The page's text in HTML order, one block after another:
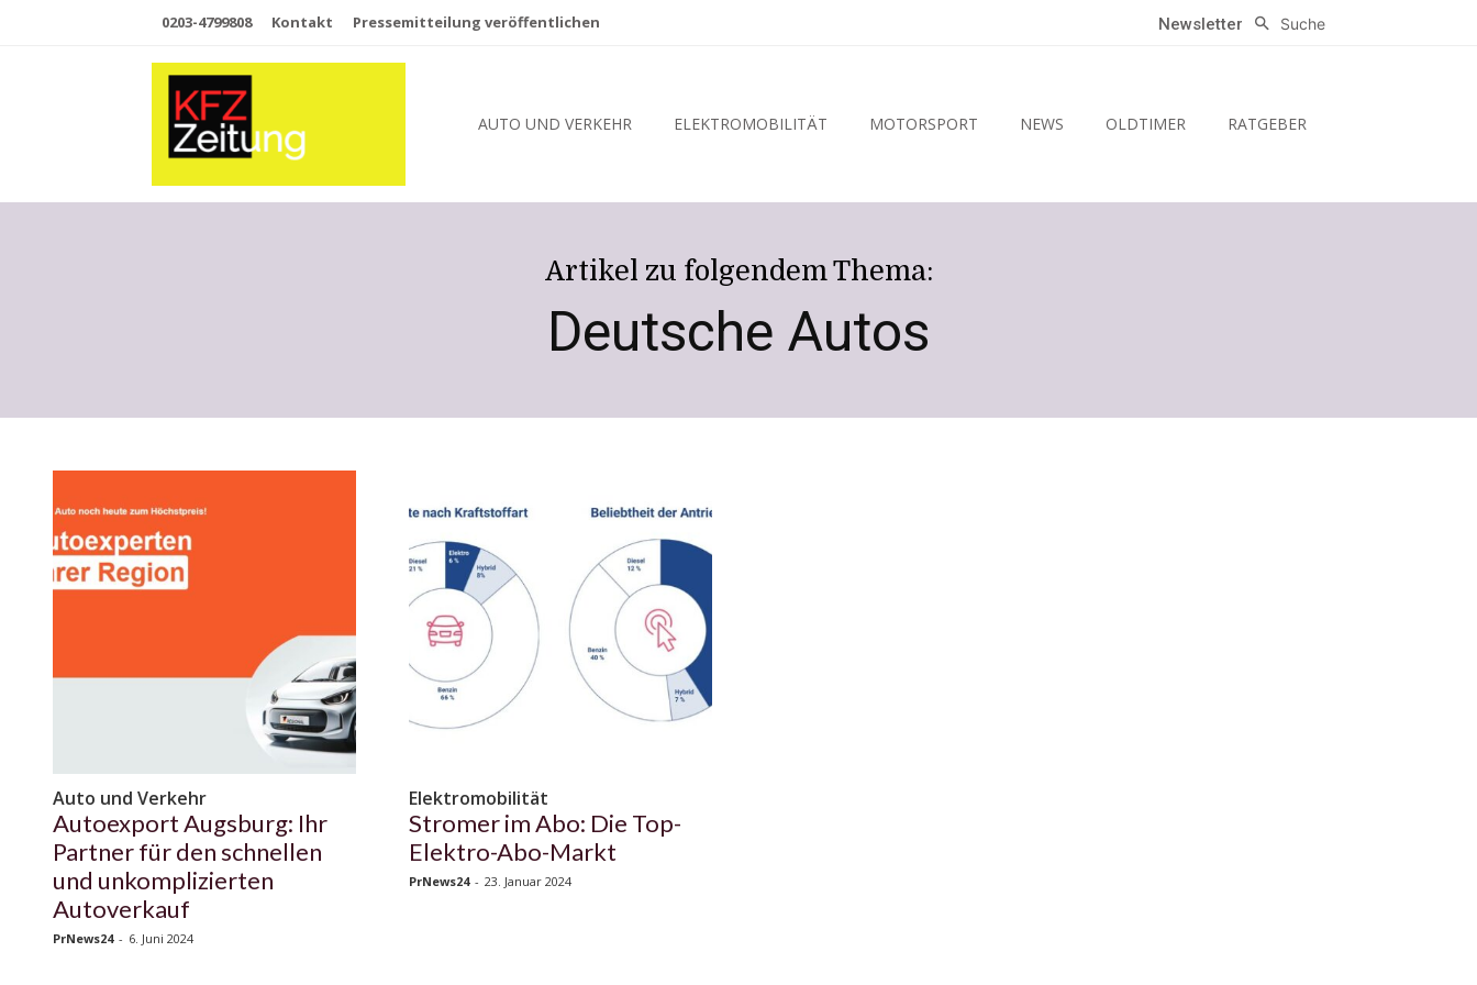
0203-4799808 Kontakt Pressemitteilung veröffentlichen Newsletter Suche
AUTO UND VERKEHR ELEKTROMOBILITÄT MOTORSPORT NEWS OLDTIMER RATGEBER
Artikel zu folgendem Thema:
Deutsche Autos
Auto und Verkehr
Autoexport Augsburg: Ihr
Partner für den schnellen
und unkomplizierten
Autoverkauf
PrNews24 - 6. Juni 2024
Elektromobilität
Stromer im Abo: Die Top-
Elektro-Abo-Markt
PrNews24 - 23. Januar 2024